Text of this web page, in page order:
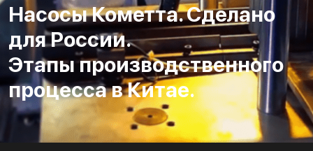
Насосы Кометта. Сделано
для России.
Этапы производственного
процесса в Китае.